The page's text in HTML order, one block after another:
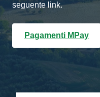
seguente link.
Pagamenti MPay